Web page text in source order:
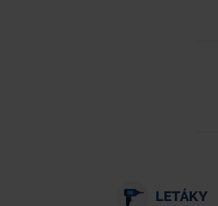
LETÁKY